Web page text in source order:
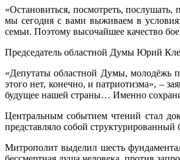
«Остановиться, посмотреть,
мы сегодня с вами выживаем в
семьи. Поэтому высочайшее качество
Председатель областной Думы Юрий
«Депутаты областной Думы, молодёжь
этого нет, конечно, и патриотизма», –
будущее нашей страны… Именно
Центральным событием чтений стал
представляло собой
Митрополит выделил шесть